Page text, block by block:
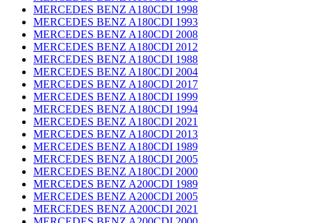
MERCEDES BENZ A180CDI 1998
MERCEDES BENZ A180CDI 1993
MERCEDES BENZ A180CDI 2008
MERCEDES BENZ A180CDI 2012
MERCEDES BENZ A180CDI 1988
MERCEDES BENZ A180CDI 2004
MERCEDES BENZ A180CDI 2017
MERCEDES BENZ A180CDI 1999
MERCEDES BENZ A180CDI 1994
MERCEDES BENZ A180CDI 2021
MERCEDES BENZ A180CDI 2013
MERCEDES BENZ A180CDI 1989
MERCEDES BENZ A180CDI 2005
MERCEDES BENZ A180CDI 2000
MERCEDES BENZ A200CDI 1989
MERCEDES BENZ A200CDI 2005
MERCEDES BENZ A200CDI 2021